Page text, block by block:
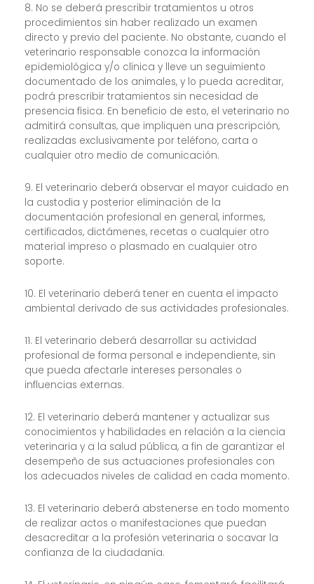
8. No se deberá prescribir tratamientos u otros
procedimientos sin haber realizado un examen
directo y previo del paciente. No obstante, cuando el
veterinario responsable conozca la información
epidemiológica y/o clínica y lleve un seguimiento
documentado de los animales, y lo pueda acreditar,
podrá prescribir tratamientos sin necesidad de
presencia física. En beneficio de esto, el veterinario no
admitirá consultas, que impliquen una prescripción,
realizadas exclusivamente por teléfono, carta o
cualquier otro medio de comunicación.
9. El veterinario deberá observar el mayor cuidado en
la custodia y posterior eliminación de la
documentación profesional en general, informes,
certificados, dictámenes, recetas o cualquier otro
material impreso o plasmado en cualquier otro
soporte.
10. El veterinario deberá tener en cuenta el impacto
ambiental derivado de sus actividades profesionales.
11. El veterinario deberá desarrollar su actividad
profesional de forma personal e independiente, sin
que pueda afectarle intereses personales o
influencias externas.
12. El veterinario deberá mantener y actualizar sus
conocimientos y habilidades en relación a la ciencia
veterinaria y a la salud pública, a fin de garantizar el
desempeño de sus actuaciones profesionales con
los adecuados niveles de calidad en cada momento.
13. El veterinario deberá abstenerse en todo momento
de realizar actos o manifestaciones que puedan
desacreditar a la profesión veterinaria o socavar la
confianza de la ciudadanía.